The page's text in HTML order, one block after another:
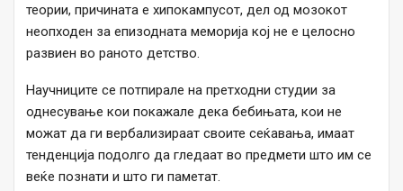
теории, причината е хипокампусот, дел од мозокот
неопходен за епизодната меморија кој не е целосно
развиен во раното детство.
Научниците се потпирале на претходни студии за
однесување кои покажале дека бебињата, кои не
можат да ги вербализираат своите сеќавања, имаат
тенденција подолго да гледаат во предмети што им се
веќе познати и што ги паметат.